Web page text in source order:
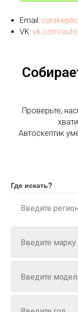
Email:
VK: vk.com/
Проверьте,
Автоскептик
Где искать?